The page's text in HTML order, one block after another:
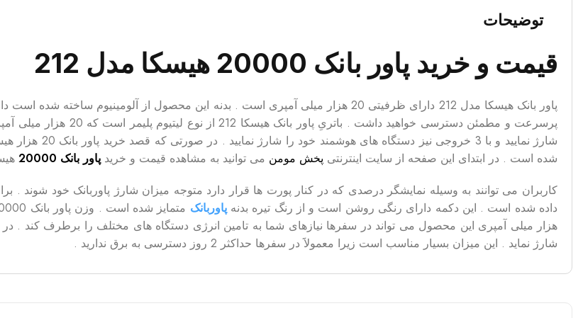
توضیحات
قیمت و خرید پاور بانک 20000 هیسکا مدل 212
شده است . در ابتدای این صفحه از سایت اینترنتی پخش مومن می توانید به مشاهده قیمت و خریدپاور بانک 20000
کاربران می توانند به وسیله نمایشگر درصدی که در کنار پورت ها قرار دارد متوجه میزان شارژ پاوربانک خود
داده شده است . این دکمه دارای رنگی روشن است و از رنگ تیره بدنهپاوربانک
شارژ نماید . این میزان بسیار مناسب است زیرا معمولاََ در سفرها حداکثر 2 روز دسترسی به برق ندارید .